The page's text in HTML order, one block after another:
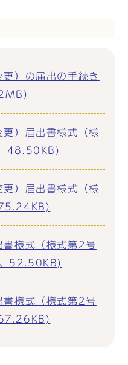
）の届出の手続き
）届出書様式（様
48.50KB)
）届出書様式（様
書様式（様式第2号
52.50KB)
書様式（様式第2号